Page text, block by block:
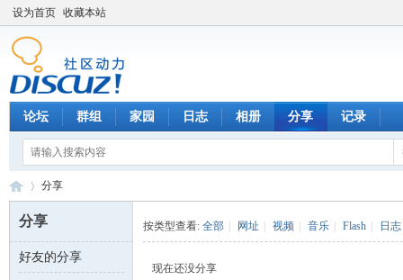
设为首页 收藏本站
论坛 群组 家园 日志 相册 分享 记录
数 ›
分享
分享
好友的分享
按类型查看: 全部 网址 视频 音乐 Flash 日志
现在还没分享